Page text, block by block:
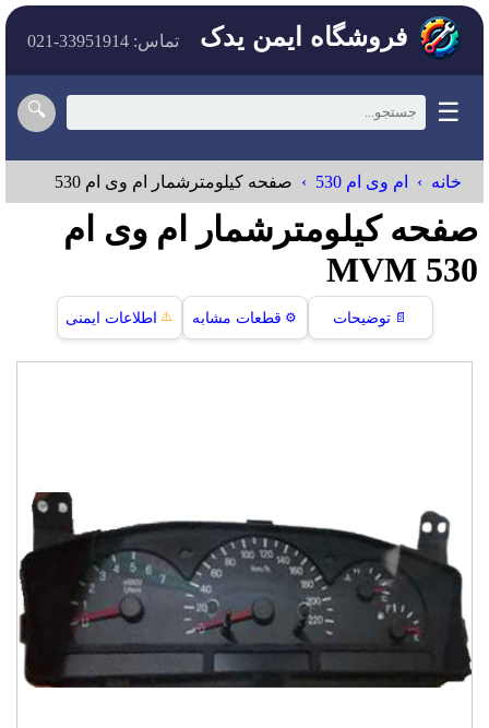
فروشگاه ایمن یدک تماس: 33951914-021
☰
🔍
خانه ام وی ام 530 صفحه کیلومترشمار ام وی ام 530
صفحه کیلومترشمار ام وی ام
530 MVM
📄 توضیحات ⚙️ قطعات مشابه ⚠️ اطلاعات ایمنی